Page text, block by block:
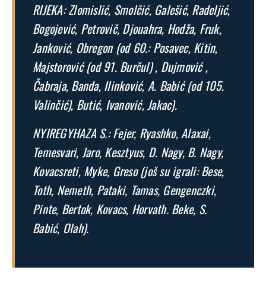
RIJEKA: Zlomislić, Smolčić, Galešić, Radeljić,
Bogojević, Petrovič, Djouahra, Hodža, Fruk,
Janković, Obregon (od 60.: Posavec, Kitin,
Majstorović (od 91. Burčul) , Dujmović ,
Čabraja, Banda, Ilinković, A. Babić (od 105.
Valinčić), Butić, Ivanović, Jakac).
NYIREGYHAZA S.: Fejer, Ryashko, Alaxai,
Temesvari, Jaro, Kesztyus, D. Nagy, B. Nagy,
Kovacsreti, Myke, Greso (još su igrali: Bese,
Toth, Nemeth, Pataki, Tamas, Gengenczki,
Pinte, Bertok, Kovacs, Horvath. Beke, S.
Babić, Olah).